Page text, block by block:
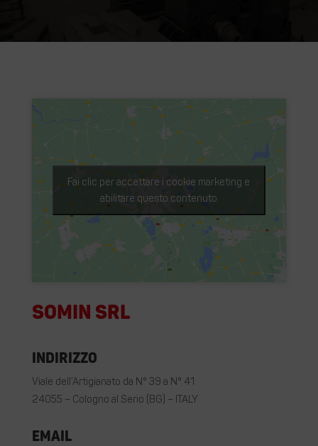
Fai clic per accettare i cookie marketing e
abilitare questo contenuto
Somin Srl
Indirizzo
Viale dell’Artigianato da N° 39 a N° 41
24055 – Cologno al Serio (BG) – ITALY
Email